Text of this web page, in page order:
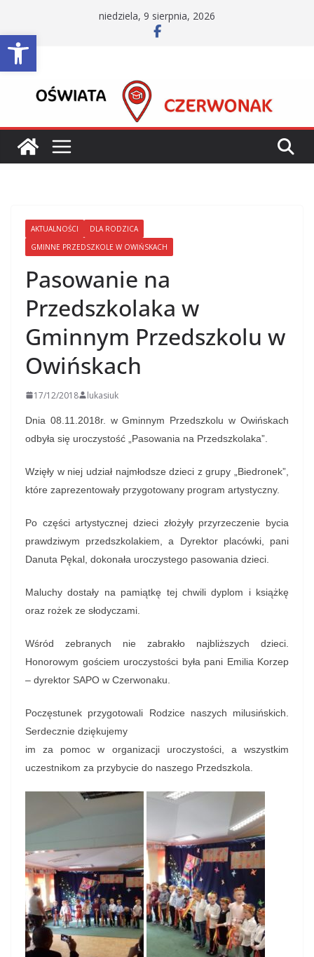
Otwórz pasek narzędzi
treści
niedziela, 9 sierpnia, 2026
AKTUALNOŚCI
DLA RODZICA
GMINNE PRZEDSZKOLE W OWIŃSKACH
Pasowanie na
Przedszkolaka w
Gminnym Przedszkolu w
Owińskach
17/12/2018 lukasiuk
Dnia 08.11.2018r. w Gminnym Przedszkolu w Owińskach
odbyła się uroczystość „Pasowania na Przedszkolaka”.
Wzięły w niej udział najmłodsze dzieci z grupy „Biedronek”,
które zaprezentowały przygotowany program artystyczny.
Po części artystycznej dzieci złożyły przyrzeczenie bycia
prawdziwym przedszkolakiem, a Dyrektor placówki, pani
Danuta Pękal, dokonała uroczystego pasowania dzieci.
Maluchy dostały na pamiątkę tej chwili dyplom i książkę
oraz rożek ze słodyczami.
Wśród zebranych nie zabrakło najbliższych dzieci.
Honorowym gościem uroczystości była pani Emilia Korzep
– dyrektor SAPO w Czerwonaku.
Poczęstunek przygotowali Rodzice naszych milusińskich.
Serdecznie dziękujemy
im za pomoc w organizacji uroczystości, a wszystkim
uczestnikom za przybycie do naszego Przedszkola.